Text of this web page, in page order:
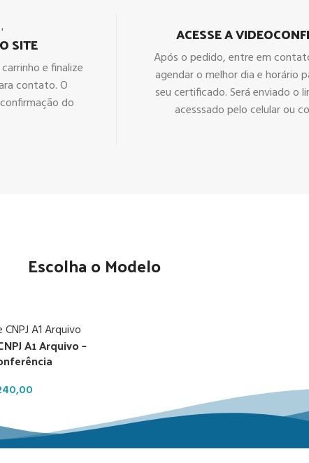
SITE
e finalize
contato. O
do
ACESSE A
Após o pedido, entre em
agendar o melhor dia e horário
seu certificado. Será enviado o
acesssado pelo celular ou
Escolha o Modelo
A1 Arquivo –